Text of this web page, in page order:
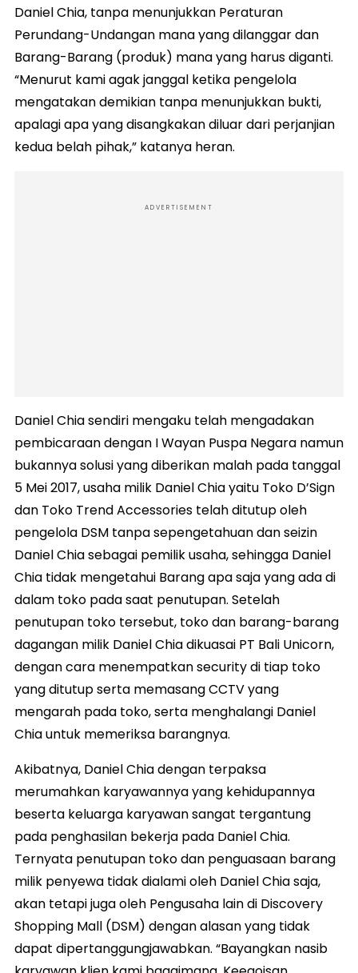
Daniel Chia, tanpa menunjukkan Peraturan
Perundang-Undangan mana yang dilanggar dan
Barang-Barang (produk) mana yang harus diganti.
“Menurut kami agak janggal ketika pengelola
mengatakan demikian tanpa menunjukkan bukti,
apalagi apa yang disangkakan diluar dari perjanjian
kedua belah pihak,” katanya heran.
ADVERTISEMENT
Daniel Chia sendiri mengaku telah mengadakan
pembicaraan dengan I Wayan Puspa Negara namun
bukannya solusi yang diberikan malah pada tanggal
5 Mei 2017, usaha milik Daniel Chia yaitu Toko D’Sign
dan Toko Trend Accessories telah ditutup oleh
pengelola DSM tanpa sepengetahuan dan seizin
Daniel Chia sebagai pemilik usaha, sehingga Daniel
Chia tidak mengetahui Barang apa saja yang ada di
dalam toko pada saat penutupan. Setelah
penutupan toko tersebut, toko dan barang-barang
dagangan milik Daniel Chia dikuasai PT Bali Unicorn,
dengan cara menempatkan security di tiap toko
yang ditutup serta memasang CCTV yang
mengarah pada toko, serta menghalangi Daniel
Chia untuk memeriksa barangnya.
Akibatnya, Daniel Chia dengan terpaksa
merumahkan karyawannya yang kehidupannya
beserta keluarga karyawan sangat tergantung
pada penghasilan bekerja pada Daniel Chia.
Ternyata penutupan toko dan penguasaan barang
milik penyewa tidak dialami oleh Daniel Chia saja,
akan tetapi juga oleh Pengusaha lain di Discovery
Shopping Mall (DSM) dengan alasan yang tidak
dapat dipertanggungjawabkan. “Bayangkan nasib